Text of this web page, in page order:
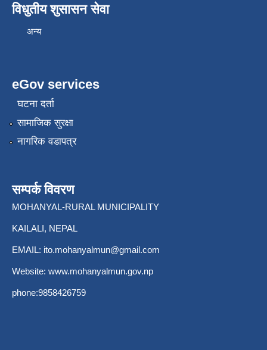
विधुतीय शुसासन सेवा
अन्य
eGov services
घटना दर्ता
सामाजिक सुरक्षा
नागरिक वडापत्र
सम्पर्क विवरण
MOHANYAL-RURAL MUNICIPALITY
KAILALI, NEPAL
EMAIL: ito.mohanyalmun@gmail.com
Website: www.mohanyalmun.gov.np
phone:9858426759